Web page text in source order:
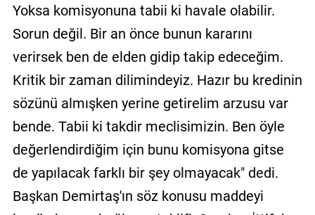
Yoksa komisyonuna tabii ki havale olabilir.
Sorun değil. Bir an önce bunun kararını
verirsek ben de elden gidip takip edeceğim.
Kritik bir zaman dilimindeyiz. Hazır bu kredinin
sözünü almışken yerine getirelim arzusu var
bende. Tabii ki takdir meclisimizin. Ben öyle
değerlendirdiğim için bunu komisyona gitse
de yapılacak farklı bir şey olmayacak" dedi.
Başkan Demirtaş'ın söz konusu maddeyi